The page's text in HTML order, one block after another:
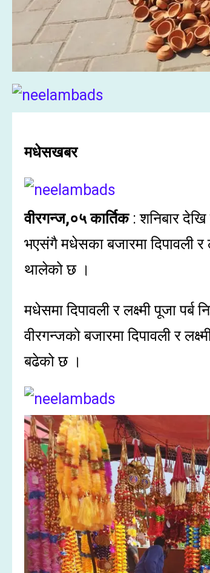
मधेसखबर
वीरगन्ज,०५ कार्तिक: शनिबार देखि
भएसंगै मधेसका बजारमा दिपावली र
थालेको छ ।
मधेसमा दिपावली र लक्ष्मी पूजा
वीरगन्जको बजारमा दिपावली र
बढेको छ ।